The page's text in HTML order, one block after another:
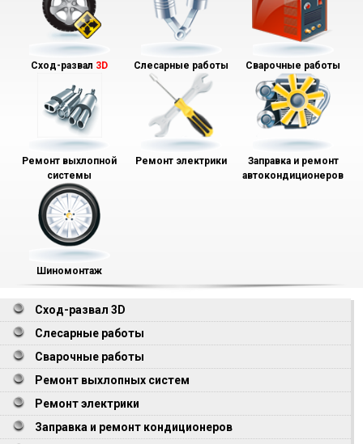
Сход-развал 3D Слесарные работы Сварочные работы
Ремонт выхлопной
системы
Ремонт электрики
Заправка и ремонт
автокондиционеров
Шиномонтаж
Сход-развал 3D
Слесарные работы
Сварочные работы
Ремонт выхлопных систем
Ремонт электрики
Заправка и ремонт кондиционеров